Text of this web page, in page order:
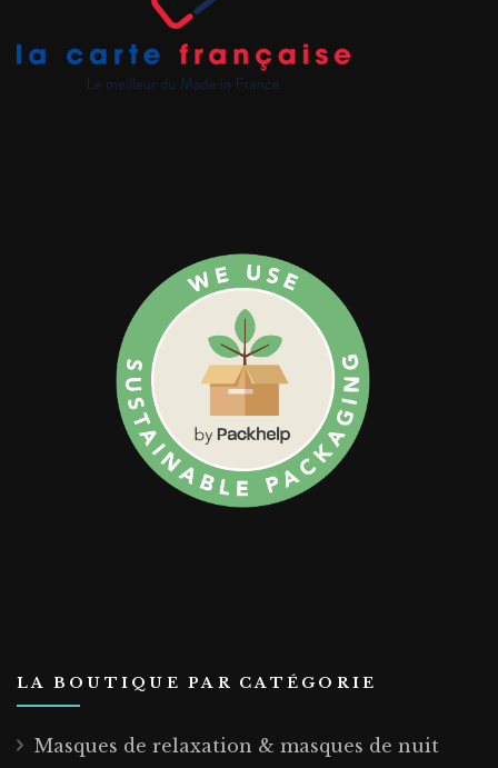
LA BOUTIQUE PAR CATÉGORIE
Masques de relaxation & masques de nuit